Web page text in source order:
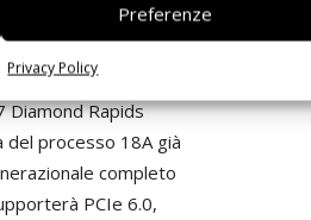
Preferenze
Privacy Policy
il 2027
Diamond Rapids
processo 18A già
completo
PCIe 6.0,